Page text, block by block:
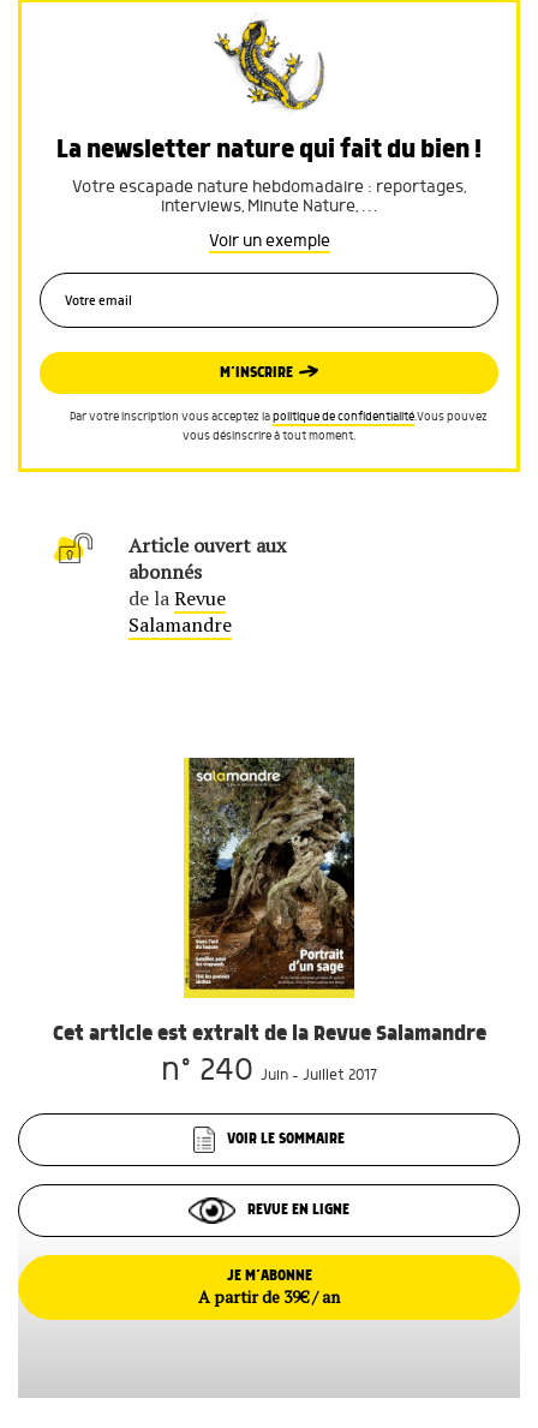
La newsletter nature qui fait du bien !
Votre escapade nature hebdomadaire : reportages,
interviews, Minute Nature, …
Voir un exemple
M’INSCRIRE
Par votre inscription vous acceptez lapolitique de confidentialité.Vous pouvez
vous désinscrire à tout moment.
Article ouvert aux
abonnés
de laRevue
Salamandre
Cet article est extrait de la Revue Salamandre
n° 240 Juin - Juillet 2017
VOIR LE SOMMAIRE
REVUE EN LIGNE
JE M’ABONNE
A partir de 39€ / an